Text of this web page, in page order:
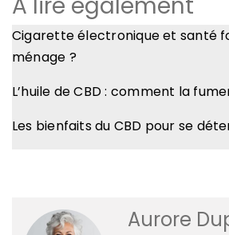
Cigarette électronique et santé
ménage ?
L’huile de CBD : comment la
Les bienfaits du CBD pour se
Aurore